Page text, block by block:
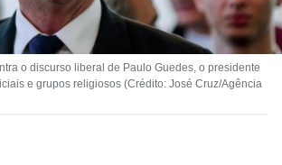
o discurso liberal de Paulo Guedes, o presidente
e grupos religiosos (Crédito: José Cruz/Agência